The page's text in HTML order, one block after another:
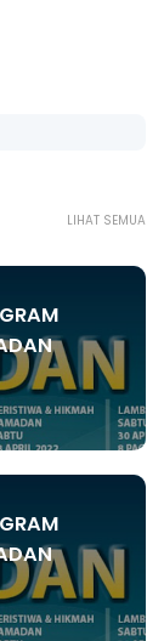
LIHAT SEMUA